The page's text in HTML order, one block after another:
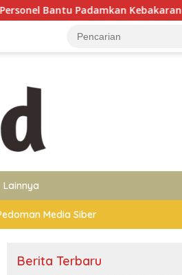
Kebakaran Hutan di Gunung Bromo
Lainnya
Media Siber
Berita Terbaru